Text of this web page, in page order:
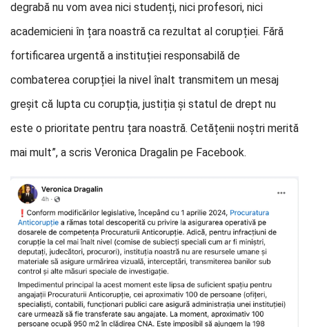
degrabă nu vom avea nici studenți, nici profesori, nici
academicieni în țara noastră ca rezultat al corupției. Fără
fortificarea urgentă a instituției responsabilă de
combaterea corupției la nivel înalt transmitem un mesaj
greșit că lupta cu corupția, justiția și statul de drept nu
este o prioritate pentru țara noastră. Cetățenii noștri merită
mai mult”, a scris Veronica Dragalin pe Facebook.